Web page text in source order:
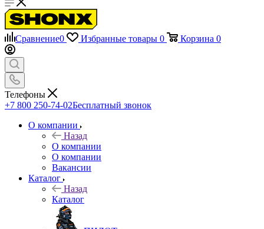
Сравнение0 Избранные товары 0 Корзина 0
Телефоны
+7 800 250-74-02Бесплатный звонок
О компании
Назад
О компании
О компании
Вакансии
Каталог
Назад
Каталог